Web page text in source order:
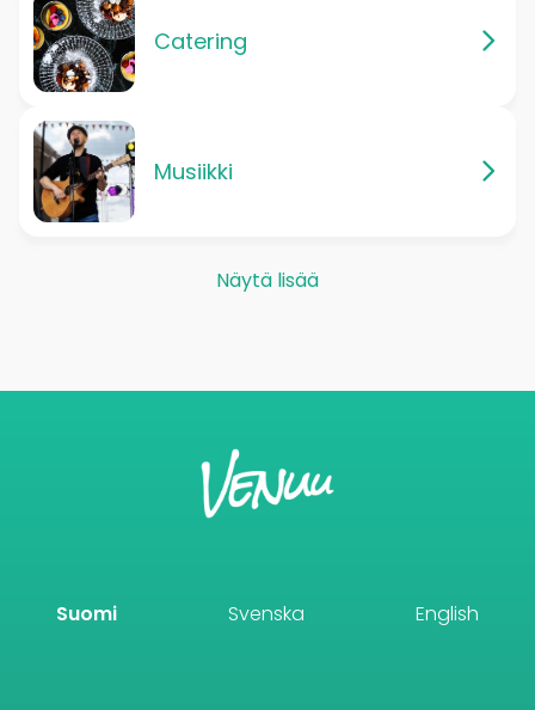
Catering
Musiikki
Näytä lisää
Suomi Svenska English